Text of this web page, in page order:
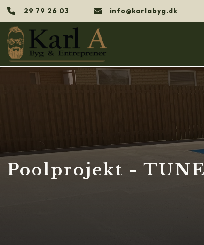
Gå
hovedindhold
29 79 26 03 info@karlabyg.dk
Poolprojekt - TUNE